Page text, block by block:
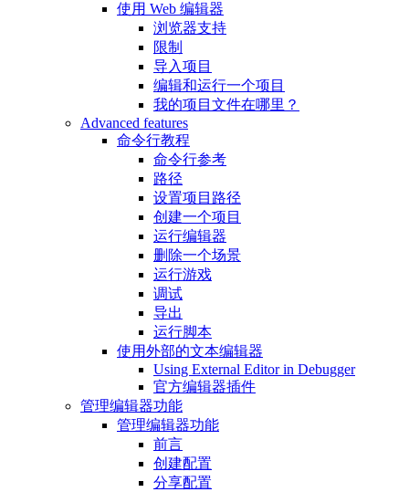
使用 Web 编辑器
浏览器支持
限制
导入项目
编辑和运行一个项目
我的项目文件在哪里？
Advanced features
命令行教程
命令行参考
路径
设置项目路径
创建一个项目
运行编辑器
删除一个场景
运行游戏
调试
导出
运行脚本
使用外部的文本编辑器
Using External Editor in Debugger
官方编辑器插件
管理编辑器功能
管理编辑器功能
前言
创建配置
分享配置